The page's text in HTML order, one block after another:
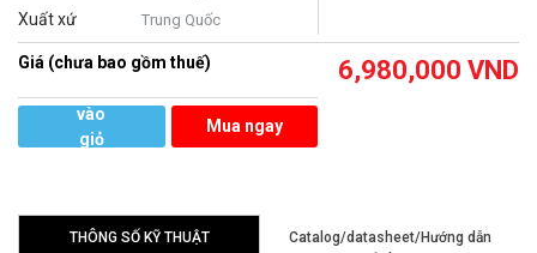
Xuất xứ Trung Quốc
Giá (chưa bao gồm thuế) 6,980,000 VND
vào
giỏ
Mua ngay
THÔNG SỐ KỸ THUẬT
Catalog/datasheet/Hướng dẫn